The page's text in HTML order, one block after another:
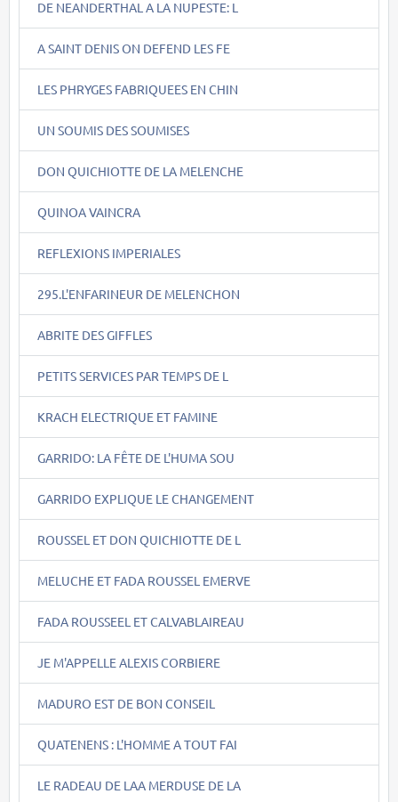
DE NEANDERTHAL A LA NUPESTE: L
A SAINT DENIS ON DEFEND LES FE
LES PHRYGES FABRIQUEES EN CHIN
UN SOUMIS DES SOUMISES
DON QUICHIOTTE DE LA MELENCHE
QUINOA VAINCRA
REFLEXIONS IMPERIALES
295.L'ENFARINEUR DE MELENCHON
ABRITE DES GIFFLES
PETITS SERVICES PAR TEMPS DE L
KRACH ELECTRIQUE ET FAMINE
GARRIDO: LA FÊTE DE L'HUMA SOU
GARRIDO EXPLIQUE LE CHANGEMENT
ROUSSEL ET DON QUICHIOTTE DE L
MELUCHE ET FADA ROUSSEL EMERVE
FADA ROUSSEEL ET CALVABLAIREAU
JE M'APPELLE ALEXIS CORBIERE
MADURO EST DE BON CONSEIL
QUATENENS : L'HOMME A TOUT FAI
LE RADEAU DE LAA MERDUSE DE LA